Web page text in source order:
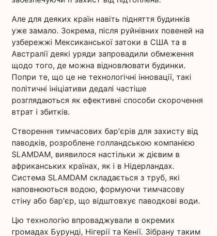
Але для деяких країн навіть підняття будинків
уже замало. Зокрема, після руйнівних повеней на
узбережжі Мексиканської затоки в США та в
Австралії деякі уряди запровадили обмеження
щодо того, де можна відновлювати будинки.
Попри те, що це не технологічні інновації, такі
політичні ініціативи дедалі частіше
розглядаються як ефективні способи скорочення
втрат і збитків.
Створення тимчасових бар'єрів для захисту від
паводків, розроблене голландською компанією
SLAMDAM, виявилося настільки ж дієвим в
африканських країнах, як і в Нідерландах.
Система SLAMDAM складається з труб, які
наповнюються водою, формуючи тимчасову
стіну або бар'єр, що відштовхує паводкові води.
Цю технологію впроваджували в окремих
громадах Бурунді, Нігерії та Кенії. Зібрану таким